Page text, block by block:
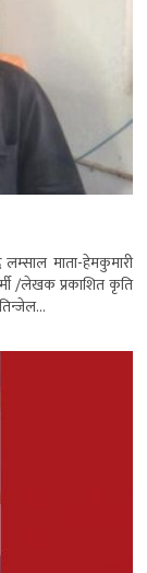
लम्साल माता-हेमकुमारी
/लेखक प्रकाशित कृति